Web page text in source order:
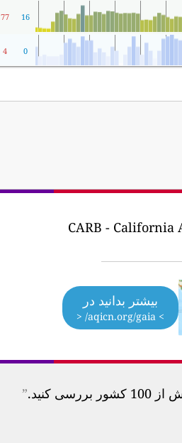
16
77
0
4
بیشتر بدانید در
> aqicn.org/gaia/ <
کنید. ”